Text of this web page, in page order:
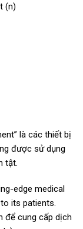
(n)
là các thiết bị
được sử dụng
tật.
edge medical
its patients.
để cung cấp dịch